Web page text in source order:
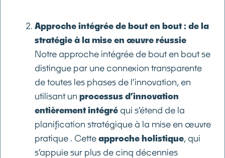
Approche intégrée de bout en bout : de la
stratégie à la mise en œuvre réussie
Notre approche intégrée de bout en bout se
distingue par une connexion transparente
de toutes les phases de l’innovation, en
utilisant un processus d’innovation
entièrement intégréqui s’étend de la
planification stratégique à la mise en œuvre
pratique . Cetteapproche holistique, qui
s’appuie sur plus de cinq décennies